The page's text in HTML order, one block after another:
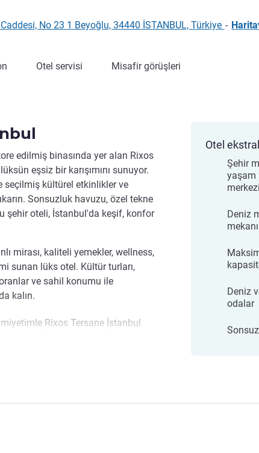
No 23 1 Beyoğlu, 34440 İSTANBUL, Türkiye -
Otel servisi Misafir görüşleri
edilmiş binasında yer alan Rixos
eşsiz bir karışımını sunuyor.
seçilmiş kültürel etkinlikler ve
Sonsuzluk havuzu, özel tekne
şehir oteli, İstanbul'da keşif, konfor
mirası, kaliteli yemekler, wellness,
sunan lüks otel. Kültür turları,
ve sahil konumu ile
kalın.
Rixos Tersane İstanbul
gelenin en iyisini yapacağız.
Otel
Şehir
yaşam
Deniz
Deniz
odalar